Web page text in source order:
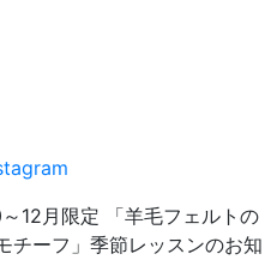
～12月限定 「羊毛フェルトの
チーフ」季節レッスンのお知